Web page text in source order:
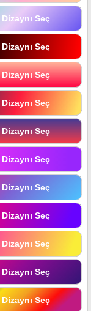
Seç
Seç
Seç
Seç
Seç
Seç
Seç
Seç
Seç
Seç
Seç